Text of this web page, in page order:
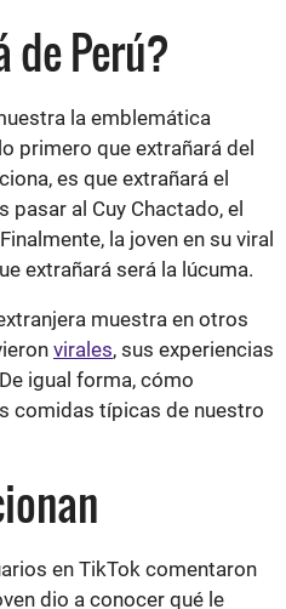
de Perú?
la emblemática
primero que extrañará del
es que extrañará el
pasar al Cuy Chactado, el
la joven en su viral
extrañará será la lúcuma.
muestra en otros
virales, sus experiencias
igual forma, cómo
comidas típicas de nuestro
en TikTok comentaron
dio a conocer qué le